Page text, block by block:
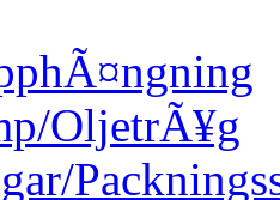
OljetrÃ¥g